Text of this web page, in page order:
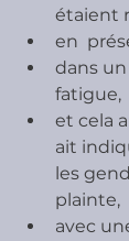
étaient
en
dans
fatigue,
et cela
ait
les
plainte,
avec